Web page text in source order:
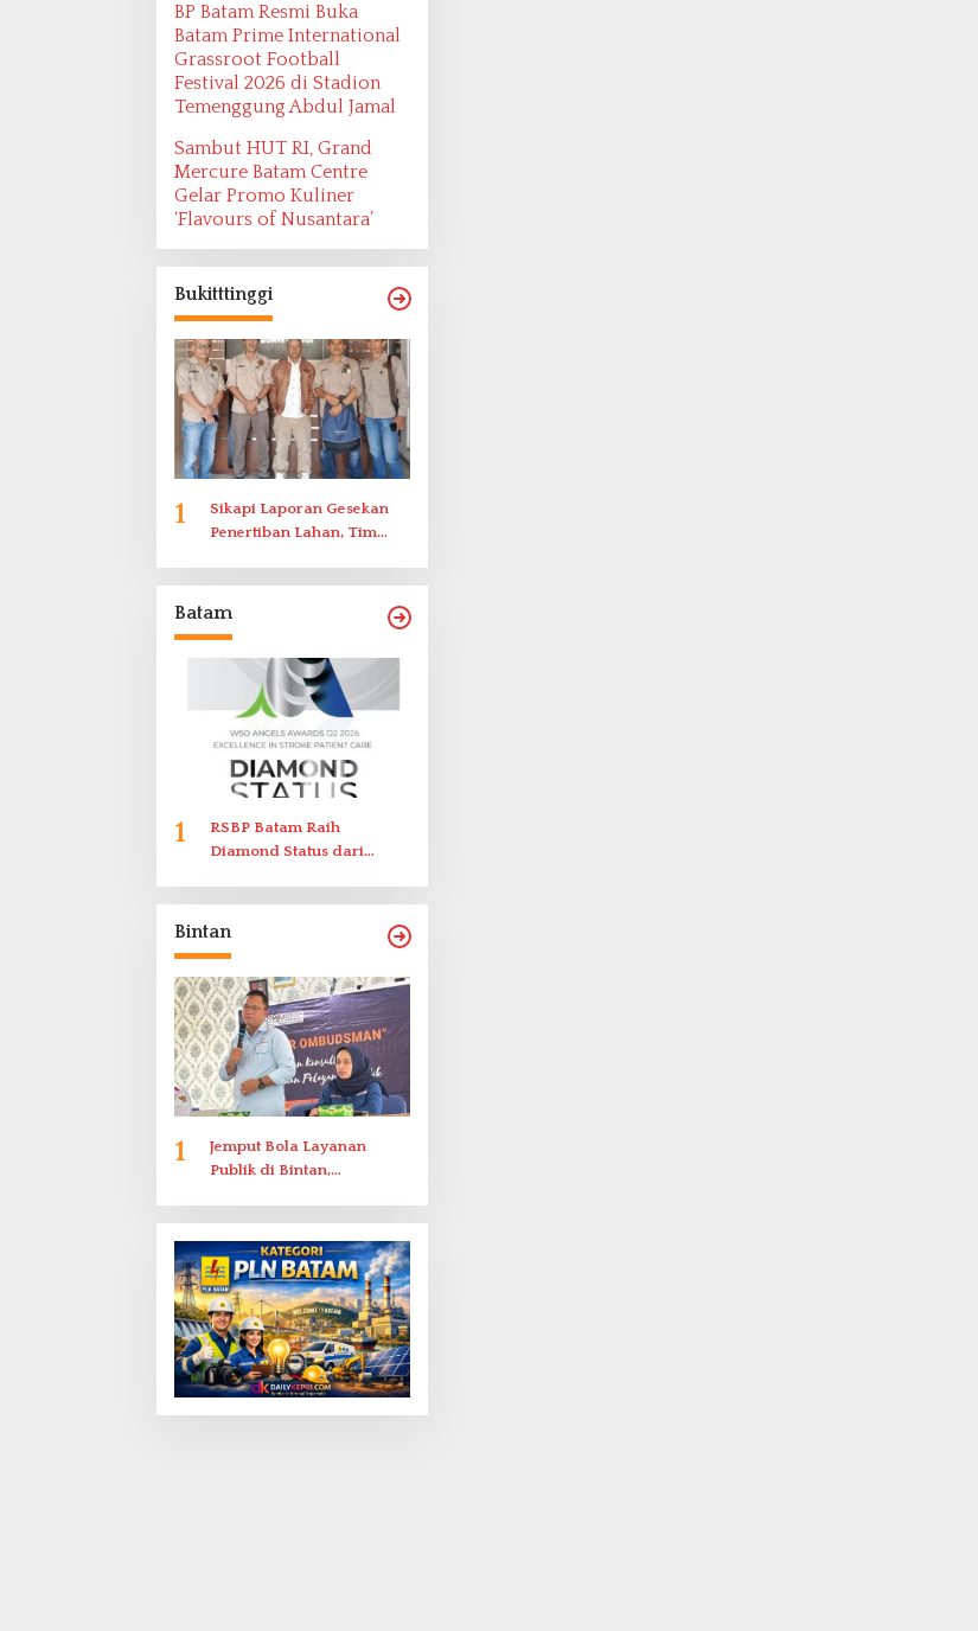
BP Batam Resmi Buka
Batam Prime International
Grassroot Football
Festival 2026 di Stadion
Temenggung Abdul Jamal
Sambut HUT RI, Grand
Mercure Batam Centre
Gelar Promo Kuliner
‘Flavours of Nusantara’
Bukitttinggi
1
Sikapi Laporan Gesekan
Penertiban Lahan, Tim
Batam
1
RSBP Batam Raih
Diamond Status dari
Berstandar Internasional
Bintan
1
Jemput Bola Layanan
Publik di Bintan,
Solar Nelayan